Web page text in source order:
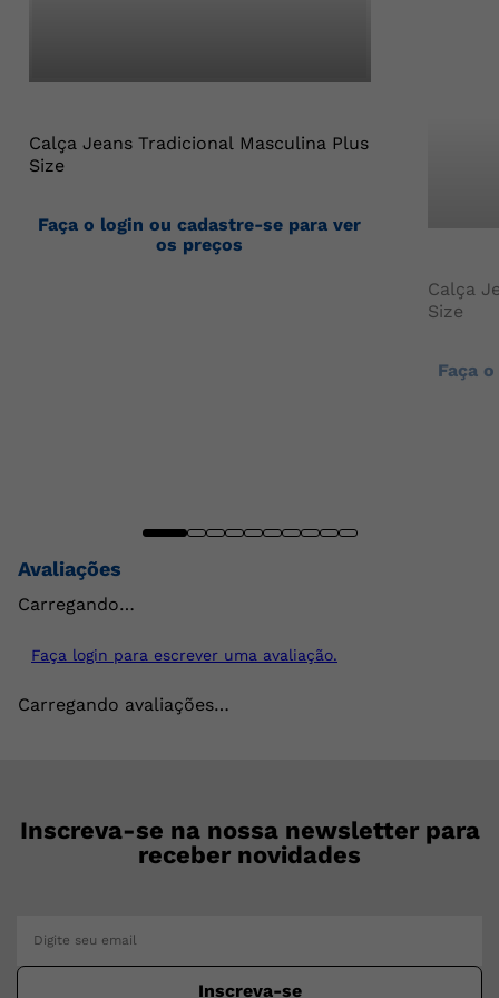
Calça Jeans Tradicional Masculina Plus
Size
Faça o login ou cadastre-se para ver
os preços
Calça
Size
Faça
Avaliações
Carregando…
Faça login para escrever uma avaliação.
Carregando avaliações…
Inscreva-se na nossa newsletter para
receber novidades
Inscreva-se